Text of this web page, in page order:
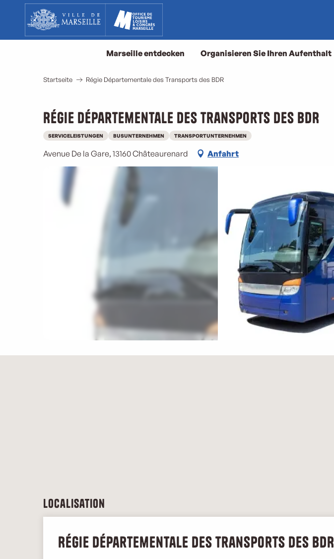
contenu
principal
Marseille entdecken Organisieren Sie Ihren Aufenthalt
Startseite Régie Départementale des Transports des BDR
Régie Départementale des Transports des BDR
SERVICELEISTUNGEN BUSUNTERNEHMEN TRANSPORTUNTERNEHMEN
Avenue De la Gare, 13160 Châteaurenard Anfahrt
Localisation
Régie Départementale des Transports des BDR